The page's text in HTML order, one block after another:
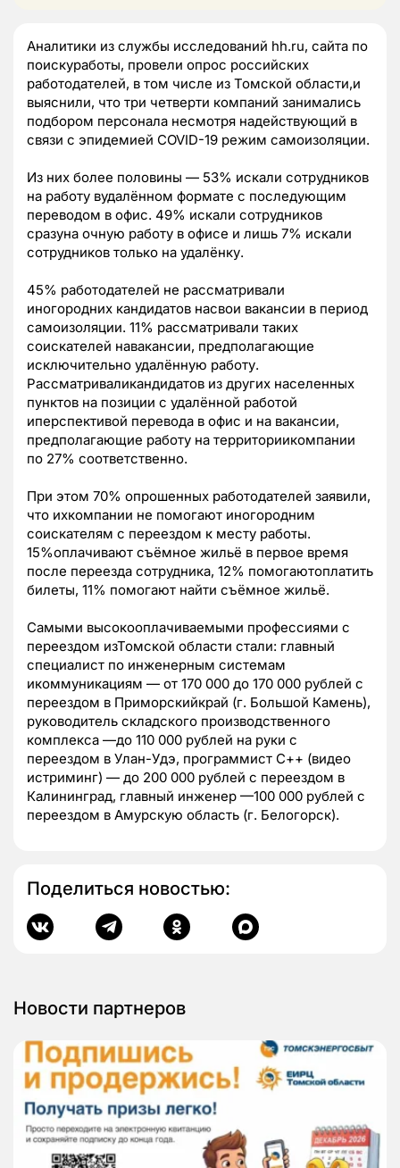
Аналитики из службы исследований hh.ru, сайта по
поискуработы, провели опрос российских
работодателей, в том числе из Томской области,и
выяснили, что три четверти компаний занимались
подбором персонала несмотря надействующий в
связи с эпидемией COVID-19 режим самоизоляции.
Из них более половины — 53% искали сотрудников
на работу вудалённом формате с последующим
переводом в офис. 49% искали сотрудников
сразуна очную работу в офисе и лишь 7% искали
сотрудников только на удалёнку.
45% работодателей не рассматривали
иногородних кандидатов насвои вакансии в период
самоизоляции. 11% рассматривали таких
соискателей навакансии, предполагающие
исключительно удалённую работу.
Рассматриваликандидатов из других населенных
пунктов на позиции с удалённой работой
иперспективой перевода в офис и на вакансии,
предполагающие работу на территориикомпании
по 27% соответственно.
При этом 70% опрошенных работодателей заявили,
что ихкомпании не помогают иногородним
соискателям с переездом к месту работы.
15%оплачивают съёмное жильё в первое время
после переезда сотрудника, 12% помогаютоплатить
билеты, 11% помогают найти съёмное жильё.
Самыми высокооплачиваемыми профессиями с
переездом изТомской области стали: главный
специалист по инженерным системам
икоммуникациям — от 170 000 до 170 000 рублей с
переездом в Приморскийкрай (г. Большой Камень),
руководитель складского производственного
комплекса —до 110 000 рублей на руки с
переездом в Улан-Удэ, программист С++ (видео
истриминг) — до 200 000 рублей с переездом в
Калининград, главный инженер —100 000 рублей с
переездом в Амурскую область (г. Белогорск).
Поделиться новостью:
Новости партнеров